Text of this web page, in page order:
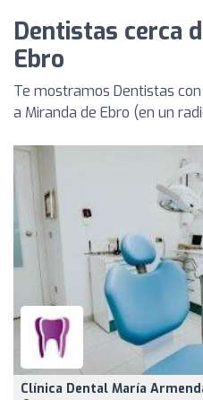
Dentistas cerca
Ebro
Te mostramos Dentistas
a Miranda de Ebro (en un
Clínica Dental María